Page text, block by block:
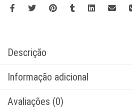
Descrição
Informação adicional
Avaliações (0)